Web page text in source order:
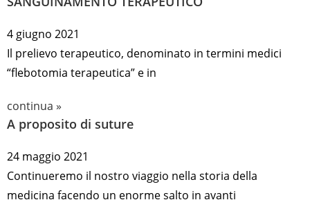
4 giugno 2021
Il prelievo terapeutico, denominato in termini medici
“flebotomia terapeutica” e in
continua »
A proposito di suture
24 maggio 2021
Continueremo il nostro viaggio nella storia della
medicina facendo un enorme salto in avanti